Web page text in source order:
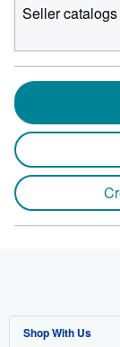
Seller catalogs
Shop With Us